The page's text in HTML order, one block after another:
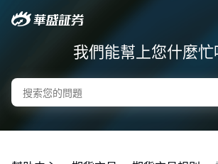
我們能幫上您什麼忙